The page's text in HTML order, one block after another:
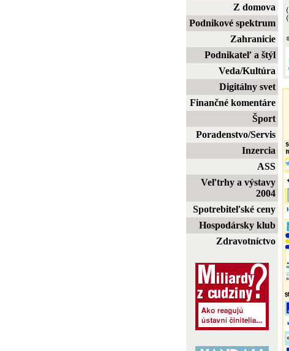
Z domova
Podnikové spektrum
Zahranicie
Podnikateľ a štýl
Veda/Kultúra
Digitálny svet
Finančné komentáre
Šport
Poradenstvo/Servis
Inzercia
ASS
Veľtrhy a výstavy
2004
Spotrebiteľské ceny
Hospodársky klub
Zdravotníctvo